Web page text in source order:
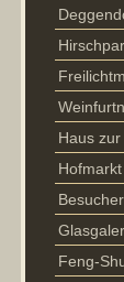
Haus
Feng-